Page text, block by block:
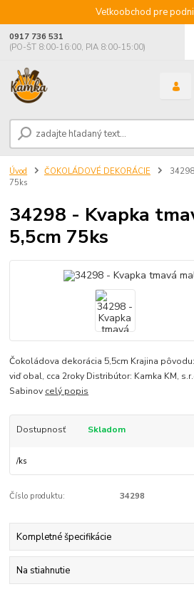
Veľkoobchod pre
0917 736 531
(PO-ŠT 8:00-16:00, PIA 8:00-15:00)
Úvod ČOKOLÁDOVÉ DEKORÁCIE
75ks
34298 - Kvapka
5,5cm 75ks
Čokoládova dekorácia 5,5cm Krajina
viď obal, cca 2roky Distribútor: Kamka KM,
Sabinov celý popis
Dostupnosť Skladom
/ks
Číslo produktu: 34298
Kompletné špecifikácie
Na stiahnutie